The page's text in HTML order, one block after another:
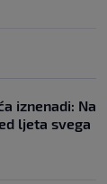
iznenadi: Na
ljeta svega